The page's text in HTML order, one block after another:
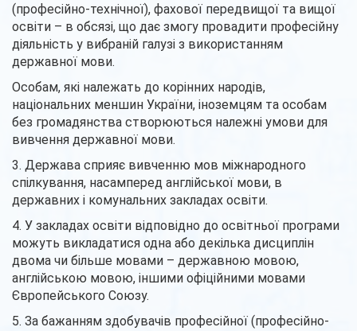
(професійно-технічної), фахової передвищої та вищої
освіти – в обсязі, що дає змогу провадити професійну
діяльність у вибраній галузі з використанням
державної мови.
Особам, які належать до корінних народів,
національних меншин України, іноземцям та особам
без громадянства створюються належні умови для
вивчення державної мови.
3. Держава сприяє вивченню мов міжнародного
спілкування, насамперед англійської мови, в
державних і комунальних закладах освіти.
4. У закладах освіти відповідно до освітньої програми
можуть викладатися одна або декілька дисциплін
двома чи більше мовами – державною мовою,
англійською мовою, іншими офіційними мовами
Європейського Союзу.
5. За бажанням здобувачів професійної (професійно-